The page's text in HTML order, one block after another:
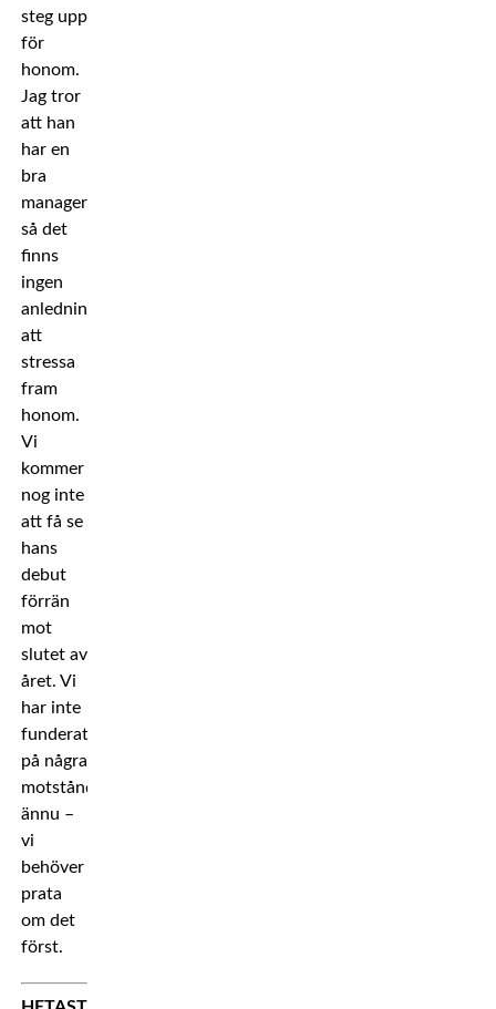
steg upp
för
honom.
Jag tror
att han
har en
bra
manager,
så det
finns
ingen
anledning
att
stressa
fram
honom.
Vi
kommer
nog inte
att få se
hans
debut
förrän
mot
slutet av
året. Vi
har inte
funderat
på några
motståndare
ännu –
vi
behöver
prata
om det
först.